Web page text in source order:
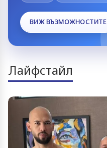
ВИЖ ВЪЗМОЖНОСТИТЕ
Лайфстайл